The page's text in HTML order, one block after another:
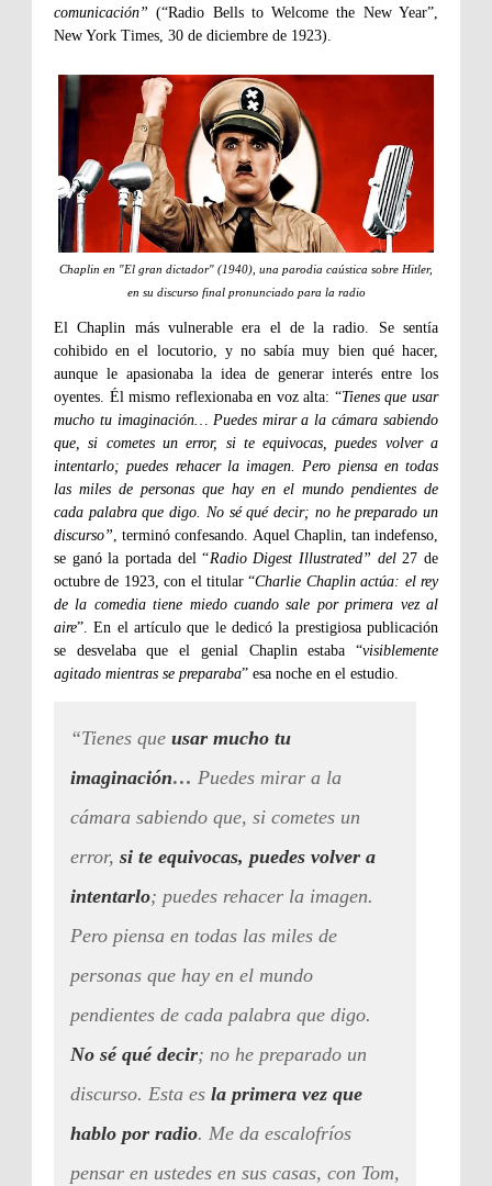
comunicación” (“Radio Bells to Welcome the New Year”,
New York Times, 30 de diciembre de 1923).
Chaplin en "El gran dictador" (1940), una parodia caústica sobre Hitler,
en su discurso final pronunciado para la radio
El Chaplin más vulnerable era el de la radio. Se sentía
cohibido en el locutorio, y no sabía muy bien qué hacer,
aunque le apasionaba la idea de generar interés entre los
oyentes. Él mismo reflexionaba en voz alta: “Tienes que usar
mucho tu imaginación… Puedes mirar a la cámara sabiendo
que, si cometes un error, si te equivocas, puedes volver a
intentarlo; puedes rehacer la imagen. Pero piensa en todas
las miles de personas que hay en el mundo pendientes de
cada palabra que digo. No sé qué decir; no he preparado un
discurso”, terminó confesando. Aquel Chaplin, tan indefenso,
se ganó la portada del “Radio Digest Illustrated” del27 de
octubre de 1923, con el titular “Charlie Chaplin actúa: el rey
de la comedia tiene miedo cuando sale por primera vez al
aire”. En el artículo que le dedicó la prestigiosa publicación
se desvelaba que el genial Chaplin estaba “visiblemente
agitado mientras se preparaba” esa noche en el estudio.
“Tienes que usar mucho tu
imaginación… Puedes mirar a la
cámara sabiendo que, si cometes un
error, si te equivocas, puedes volver a
intentarlo; puedes rehacer la imagen.
Pero piensa en todas las miles de
personas que hay en el mundo
pendientes de cada palabra que digo.
No sé qué decir; no he preparado un
discurso. Esta es la primera vez que
hablo por radio. Me da escalofríos
pensar en ustedes en sus casas, con Tom,